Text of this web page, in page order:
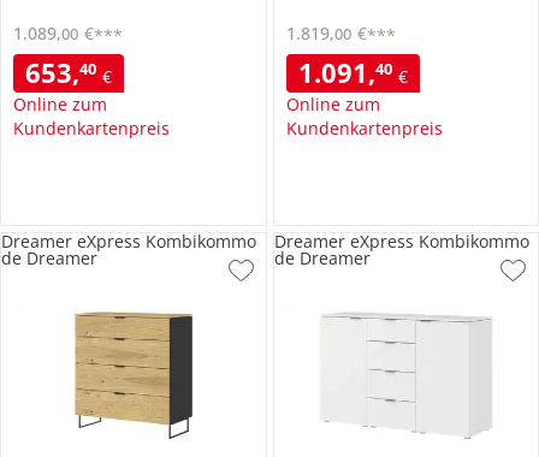
653,40 €
Online zum
Kundenkartenpreis
1.089,00 €***
1.091,40 €
Online zum
Kundenkartenpreis
1.819,00 €***
Dreamer eXpress Kombikommo
de Dreamer
Dreamer eXpress Kombikommo
de Dreamer